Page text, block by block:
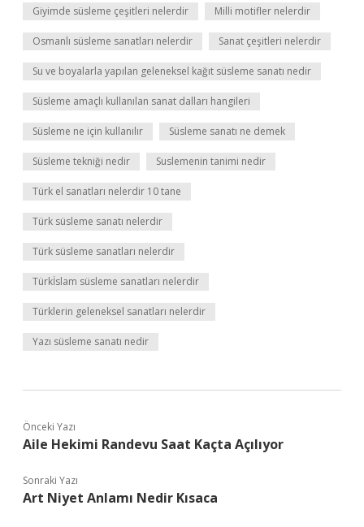
Giyimde süsleme çeşitleri nelerdir Milli motifler nelerdir
Osmanlı süsleme sanatları nelerdir Sanat çeşitleri nelerdir
Su ve boyalarla yapılan geleneksel kağıt süsleme sanatı nedir
Süsleme amaçlı kullanılan sanat dalları hangileri
Süsleme ne için kullanılır Süsleme sanatı ne demek
Süsleme tekniği nedir Suslemenin tanimi nedir
Türk el sanatları nelerdir 10 tane
Türk süsleme sanatı nelerdir
Türk süsleme sanatları nelerdir
Türkİslam süsleme sanatları nelerdir
Türklerin geleneksel sanatları nelerdir
Yazı süsleme sanatı nedir
Önceki Yazı
Aile Hekimi Randevu Saat Kaçta Açılıyor
Sonraki Yazı
Art Niyet Anlamı Nedir Kısaca